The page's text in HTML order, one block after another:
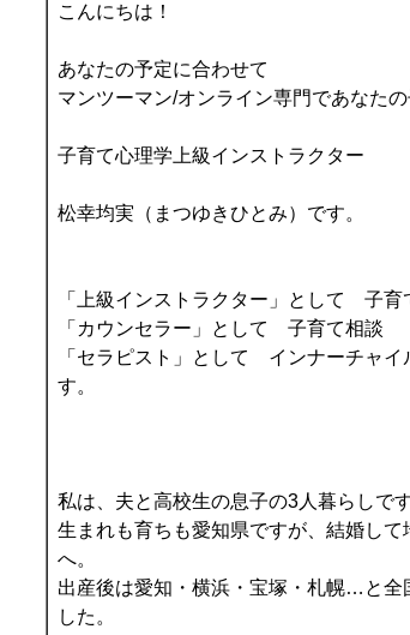
こんにちは！
あなたの予定に合わせて
マンツーマン/オンライン専門であなた
子育て心理学上級インストラクター
松幸均実（まつゆきひとみ）です。
「上級インストラクター」として 子育
「カウンセラー」として 子育て相談
「セラピスト」として インナーチャ
す。
私は、夫と高校生の息子の3人暮らしです
生まれも育ちも愛知県ですが、結婚し
へ。
出産後は愛知・横浜・宝塚・札幌…と全
した。